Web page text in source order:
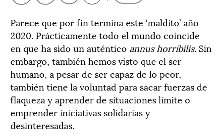
Parece que por fin termina este ‘maldito’ año
2020. Prácticamente todo el mundo coincide
en que ha sido un auténtico annus horribilis. Sin
embargo, también hemos visto que el ser
humano, a pesar de ser capaz de lo peor,
también tiene la voluntad para sacar fuerzas de
flaqueza y aprender de situaciones límite o
emprender iniciativas solidarias y
desinteresadas.